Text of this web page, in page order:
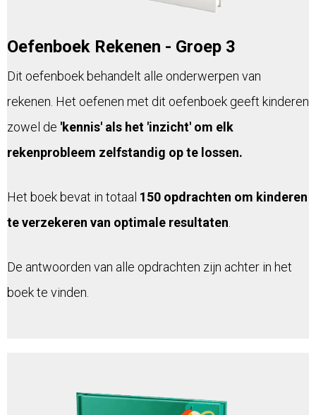
Oefenboek Rekenen - Groep 3
Dit oefenboek behandelt alle onderwerpen van
rekenen. Het oefenen met dit oefenboek geeft kinderen
zowel de 'kennis' als het 'inzicht' om elk
rekenprobleem zelfstandig op te lossen.
Het boek bevat in totaal 150 opdrachten om kinderen
te verzekeren van optimale resultaten
De antwoorden van alle opdrachten zijn achter in het
boek te vinden.